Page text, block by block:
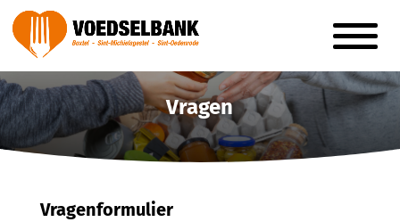
Vragen
Vragenformulier